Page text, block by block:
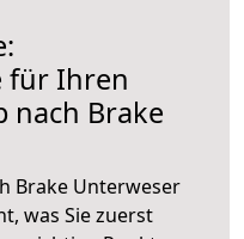
für Ihren
nach Brake
Brake Unterweser
was Sie zuerst